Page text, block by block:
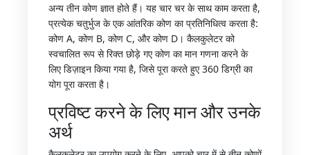
अन्य तीन कोण ज्ञात होते हैं। यह चार चर के साथ काम करता है,
प्रत्येक चतुर्भुज के एक आंतरिक कोण का प्रतिनिधित्व करता है:
कोण A, कोण B, कोण C, और कोण D। कैलकुलेटर को
स्वचालित रूप से रिक्त छोड़े गए कोण का मान गणना करने के
लिए डिज़ाइन किया गया है, जिसे पूरा करते हुए 360 डिग्री का
योग पूरा करता है।
प्रविष्ट करने के लिए मान और उनके
अर्थ